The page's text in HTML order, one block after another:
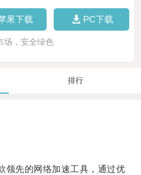
果下载 PC下载
场，安全绿色
排行
先的网络加速工具，通过优